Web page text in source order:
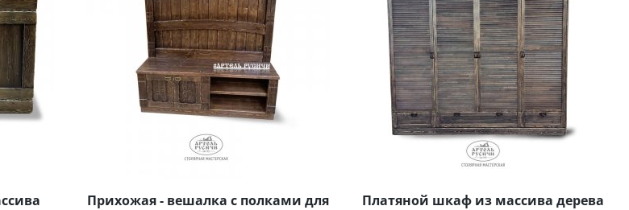
Прихожая - вешалка с полками для
Платяной шкаф из массива дерева